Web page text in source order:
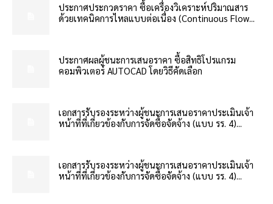
ประกาศประกวดราคา ซื้อเครื่องวิเคราะห์ปริมาณสาร
ด้วยเทคนิคการไหลแบบต่อเนื่อง (Continuous Flow...
ประกาศผลผู้ชนะการเสนอราคา ซื้อสิทธิโปรแกรม
คอมพิวเตอร์ AUTOCAD โดยวิธีคัดเลือก
เอกสารรับรองระหว่างผู้ชนะการเสนอราคาประเมินเจ้า
หน้าที่ที่เกี่ยวข้องกับการจัดซื้อจัดจ้าง (แบบ รร. 4)...
เอกสารรับรองระหว่างผู้ชนะการเสนอราคาประเมินเจ้า
หน้าที่ที่เกี่ยวข้องกับการจัดซื้อจัดจ้าง (แบบ รร. 4)...